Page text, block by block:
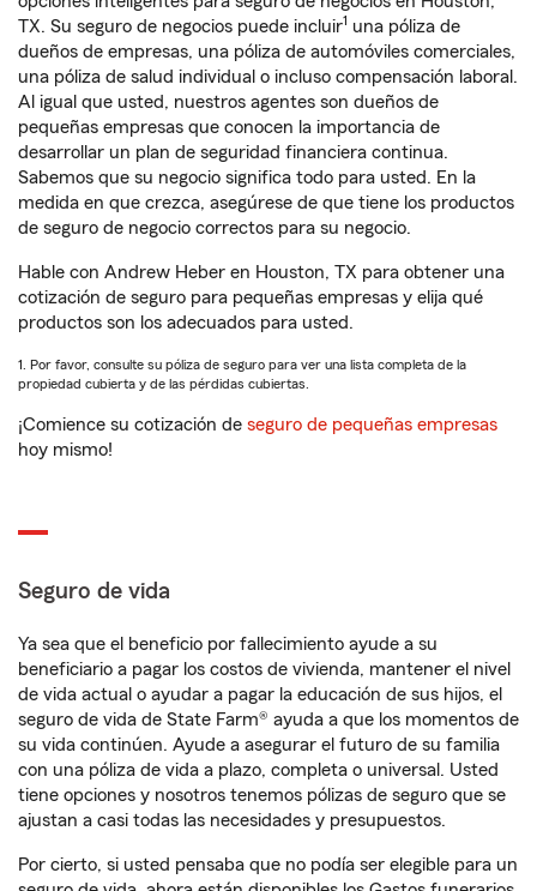
TX. Su seguro de negocios puede incluir1 una póliza de
dueños de empresas, una póliza de automóviles comerciales,
una póliza de salud individual o incluso compensación laboral.
Al igual que usted, nuestros agentes son dueños de
pequeñas empresas que conocen la importancia de
desarrollar un plan de seguridad financiera continua.
Sabemos que su negocio significa todo para usted. En la
medida en que crezca, asegúrese de que tiene los productos
de seguro de negocio correctos para su negocio.
Hable con Andrew Heber en Houston, TX para obtener una
cotización de seguro para pequeñas empresas y elija qué
productos son los adecuados para usted.
1. Por favor, consulte su póliza de seguro para ver una lista completa de la
propiedad cubierta y de las pérdidas cubiertas.
¡Comience su cotización de seguro de pequeñas empresas
hoy mismo!
Seguro de vida
Ya sea que el beneficio por fallecimiento ayude a su
beneficiario a pagar los costos de vivienda, mantener el nivel
de vida actual o ayudar a pagar la educación de sus hijos, el
seguro de vida de State Farm® ayuda a que los momentos de
su vida continúen. Ayude a asegurar el futuro de su familia
con una póliza de vida a plazo, completa o universal. Usted
tiene opciones y nosotros tenemos pólizas de seguro que se
ajustan a casi todas las necesidades y presupuestos.
Por cierto, si usted pensaba que no podía ser elegible para un